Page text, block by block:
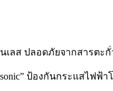
ลส ปลอดภัยจากสารตะกั่
ป้องกันกระแสไ